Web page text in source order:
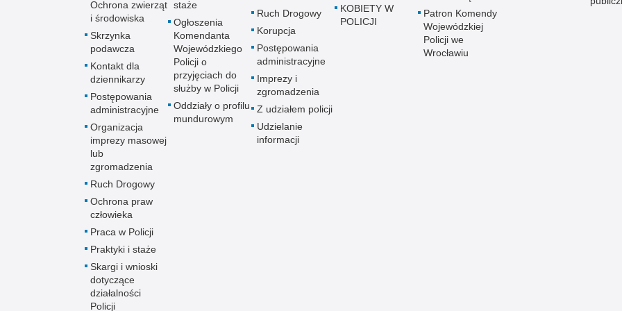
Ochrona zwierząt
i środowiska
Skrzynka
podawcza
Kontakt dla
dziennikarzy
Postępowania
administracyjne
Organizacja
imprezy masowej
lub
zgromadzenia
Ruch Drogowy
Ochrona praw
człowieka
Praca w Policji
Praktyki i staże
Skargi i wnioski
dotyczące
działalności
Policji
staże
Ogłoszenia
Komendanta
Wojewódzkiego
Policji o
przyjęciach do
służby w Policji
Oddziały o profilu
mundurowym
Ruch Drogowy
Korupcja
Postępowania
administracyjne
Imprezy i
zgromadzenia
Z udziałem policji
Udzielanie
informacji
KOBIETY W
POLICJI
Patron Komendy
Wojewódzkiej
Policji we
Wrocławiu